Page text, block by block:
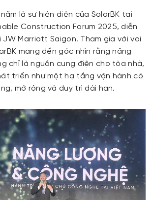
là sự hiện diện của SolarBK tại
Construction Forum 2025, diễn
JW Marriott Saigon. Tham gia với vai
mang đến góc nhìn rằng năng
chỉ là nguồn cung điện cho tòa nhà,
triển như một hạ tầng vận hành có
mở rộng và duy trì dài hạn.